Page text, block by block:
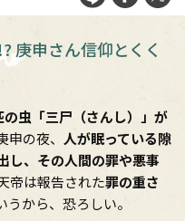
庚申さん信仰とくく
虫「三尸（さんし）」が
の夜、 人が眠っている隙
し、その人間の罪や悪事
帝は報告された罪の重さ
うから、恐ろしい。